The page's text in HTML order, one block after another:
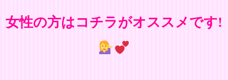
女性の方はコチラがオススメです!